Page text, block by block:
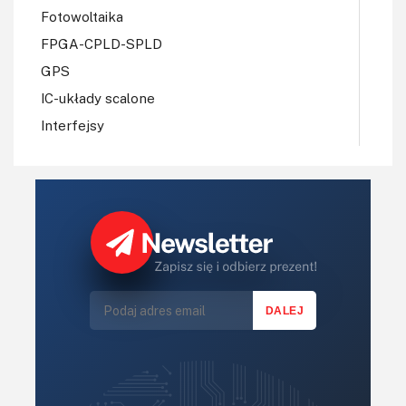
komponentów elektronicznych nie pozwalają sobie
wprawdzie na aż tak wyraźne nadużycia zaufania
odbiorców, jednak także nie pozostają „kryształowo
katalogowe układów scalonych z wbudowanymi
wzmocnionymi zabezpieczeniami ESD. Należy bowiem
ESD-protected” faktycznie spełni wymogi normy
Często zapis ten będzie się bowiem odnosił do badań wg
modelu HBM (Human Body Model), a rzeczywista
wytrzymałość przepięciowa okaże się znacznie niższa.
Jeżeli zatem chcemy zaoszczędzić złotówkę
i kilka...kilkanaście mm² powierzchni PCB poprzez
Fotowoltaika
FPGA-CPLD-SPLD
GPS
IC-układy scalone
Interfejsy
Konkursy
LED/LCD/OLED
Mechatronika
Mikrokontrolery (MCV,μC)